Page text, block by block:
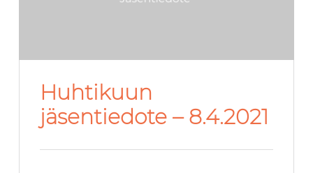
Huhtikuun
jäsentiedote – 8.4.2021